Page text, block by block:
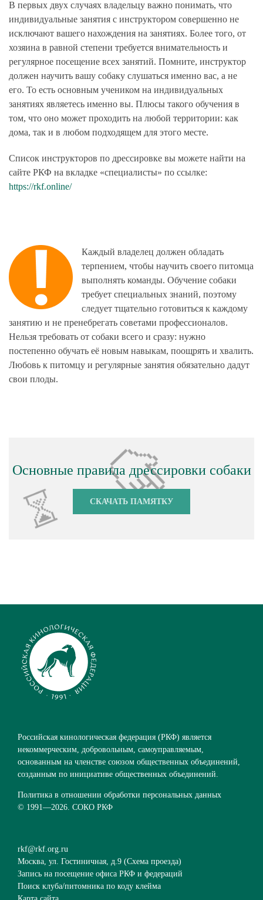
В первых двух случаях владельцу важно понимать, что
индивидуальные занятия с инструктором совершенно не
исключают вашего нахождения на занятиях. Более того, от
хозяина в равной степени требуется внимательность и
регулярное посещение всех занятий. Помните, инструктор
должен научить вашу собаку слушаться именно вас, а не
его. То есть основным учеником на индивидуальных
занятиях являетесь именно вы. Плюсы такого обучения в
том, что оно может проходить на любой территории: как
дома, так и в любом подходящем для этого месте.
Список инструкторов по дрессировке вы можете найти на
сайте РКФ на вкладке «специалисты» по ссылке:
https://rkf.online/
Каждый владелец должен обладать
терпением, чтобы научить своего питомца
выполнять команды. Обучение собаки
требует специальных знаний, поэтому
следует тщательно готовиться к каждому
занятию и не пренебрегать советами профессионалов.
Нельзя требовать от собаки всего и сразу: нужно
постепенно обучать её новым навыкам, поощрять и хвалить.
Любовь к питомцу и регулярные занятия обязательно дадут
свои плоды.
Основные правила дрессировки собаки
СКАЧАТЬ ПАМЯТКУ
Российская кинологическая федерация (РКФ) является
некоммерческим, добровольным, самоуправляемым,
основанным на членстве союзом общественных объединений,
созданным по инициативе общественных объединений.
Политика в отношении обработки персональных данных
© 1991—2026. СОКО РКФ
rkf@rkf.org.ru
Москва, ул. Гостиничная, д.9 (Схема проезда)
Запись на посещение офиса РКФ и федераций
Поиск клуба/питомника по коду клейма